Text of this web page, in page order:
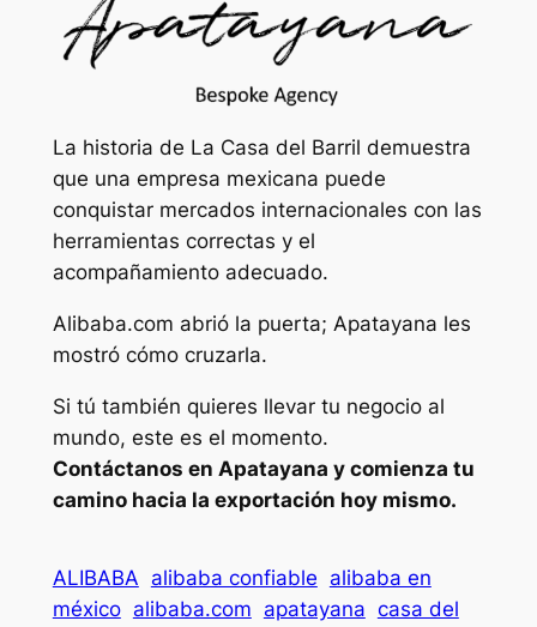
La historia de La Casa del Barril demuestra
que una empresa mexicana puede
conquistar mercados internacionales con las
herramientas correctas y el
acompañamiento adecuado.
Alibaba.com abrió la puerta; Apatayana les
mostró cómo cruzarla.
Si tú también quieres llevar tu negocio al
mundo, este es el momento.
Contáctanos en Apatayana y comienza tu
camino hacia la exportación hoy mismo.
ALIBABA alibaba confiable alibaba en
méxico alibaba.com apatayana casa del